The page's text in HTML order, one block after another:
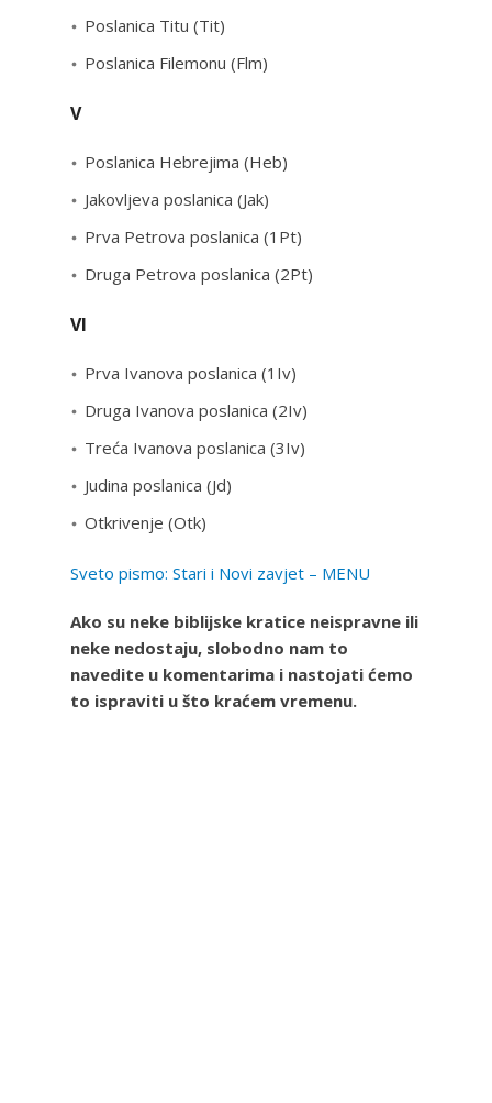
Poslanica Titu (Tit)
Poslanica Filemonu (Flm)
V
Poslanica Hebrejima (Heb)
Jakovljeva poslanica (Jak)
Prva Petrova poslanica (1Pt)
Druga Petrova poslanica (2Pt)
VI
Prva Ivanova poslanica (1Iv)
Druga Ivanova poslanica (2Iv)
Treća Ivanova poslanica (3Iv)
Judina poslanica (Jd)
Otkrivenje (Otk)
Sveto pismo: Stari i Novi zavjet – MENU
Ako su neke biblijske kratice neispravne ili
neke nedostaju, slobodno nam to
navedite u komentarima i nastojati ćemo
to ispraviti u što kraćem vremenu.